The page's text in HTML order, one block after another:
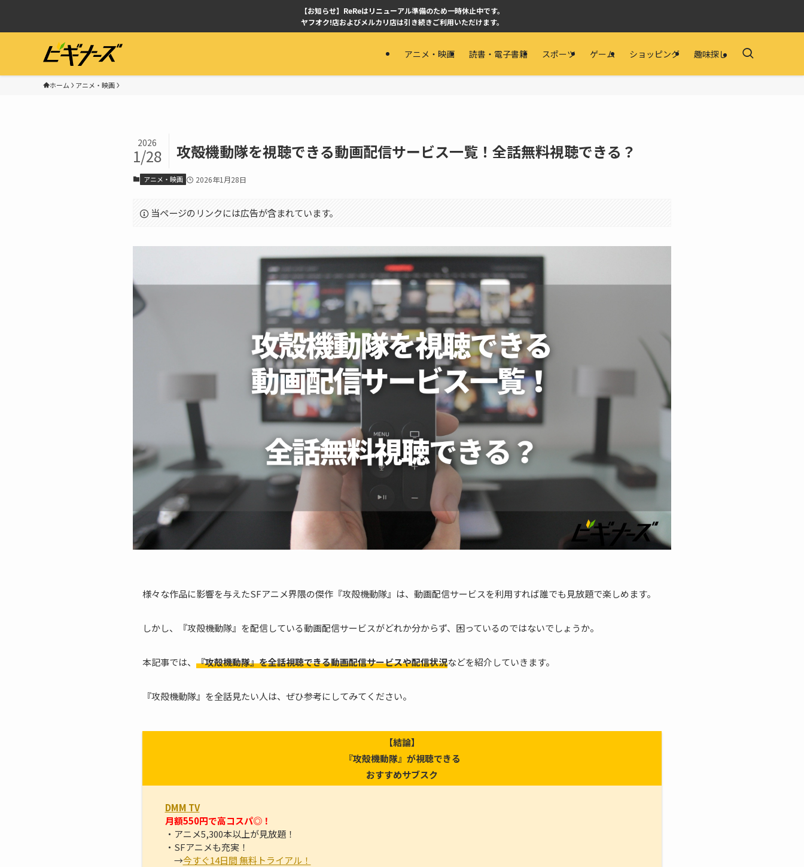
【お知らせ】ReReはリニューアル準備のため一時休止中です。
ヤフオク!店およびメルカリ店は引き続きご利用いただけます。
アニメ・映画 読書・電子書籍 スポーツ ゲーム ショッピング 趣味探し
ホーム アニメ・映画
攻殻機動隊を視聴できる動画配信サービス一覧！全話無料視聴できる？
2026
1/28
アニメ・映画 2026年1月28日
当ページのリンクには広告が含まれています。
様々な作品に影響を与えたSFアニメ界隈の傑作『攻殻機動隊』は、動画配信サービスを利用すれば誰でも見放題で楽しめます。
しかし、『攻殻機動隊』を配信している動画配信サービスがどれか分からず、困っているのではないでしょうか。
本記事では、 『攻殻機動隊』を全話視聴できる動画配信サービスや配信状況などを紹介していきます。
『攻殻機動隊』を全話見たい人は、ぜひ参考にしてみてください。
【結論】
『攻殻機動隊』が視聴できる
おすすめサブスク
DMM TV
月額550円で高コスパ◎！
・アニメ5,300本以上が見放題！
・SFアニメも充実！
→今すぐ14日間 無料トライアル！